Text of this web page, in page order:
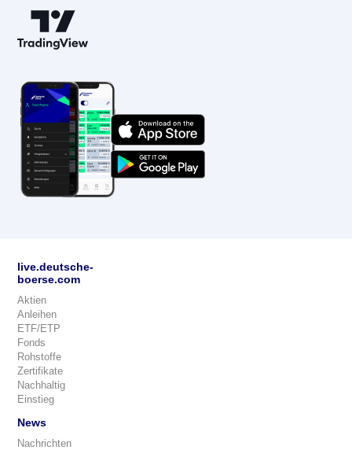
live.deutsche-
boerse.com
Aktien
Anleihen
ETF/ETP
Fonds
Rohstoffe
Zertifikate
Nachhaltig
Einstieg
News
Nachrichten